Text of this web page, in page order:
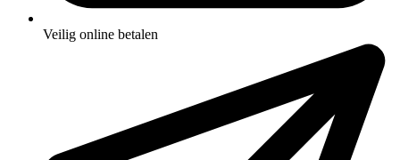
Veilig online betalen